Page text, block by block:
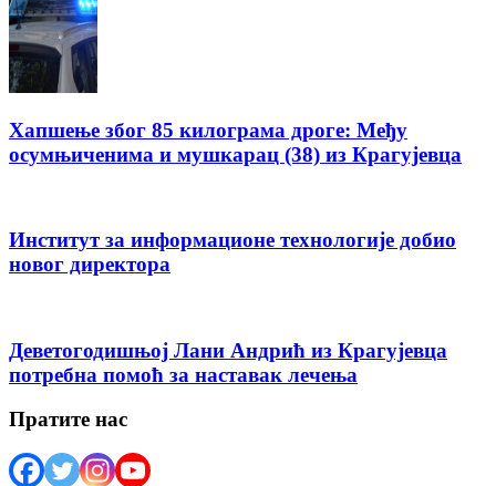
Хапшење због 85 килограма дроге: Међу
осумњиченима и мушкарац (38) из Крагујевца
Институт за информационе технологије добио
новог директора
Деветогодишњој Лани Андрић из Крагујевца
потребна помоћ за наставак лечења
Пратите нас